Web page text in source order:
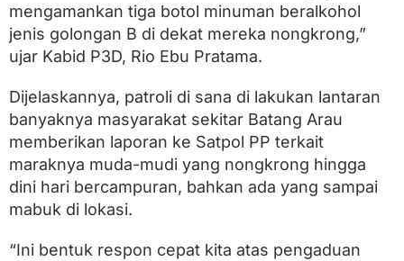
mengamankan tiga botol minuman beralkohol
jenis golongan B di dekat mereka nongkrong,”
ujar Kabid P3D, Rio Ebu Pratama.
Dijelaskannya, patroli di sana di lakukan lantaran
banyaknya masyarakat sekitar Batang Arau
memberikan laporan ke Satpol PP terkait
maraknya muda-mudi yang nongkrong hingga
dini hari bercampuran, bahkan ada yang sampai
mabuk di lokasi.
“Ini bentuk respon cepat kita atas pengaduan